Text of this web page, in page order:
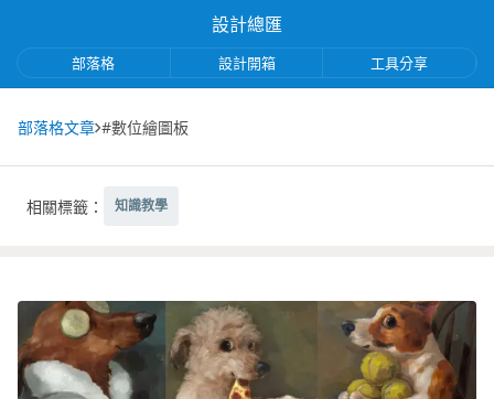
設計總匯
部落格 設計開箱 工具分享
部落格文章 #數位繪圖板
相關標籤： 知識教學